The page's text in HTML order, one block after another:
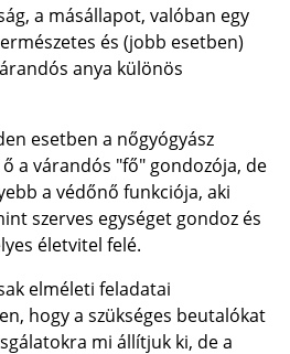
a másállapot, valóban egy
és (jobb esetben)
anya különös
esetben a nőgyógyász
a várandós "fő" gondozója, de
a védőnő funkciója, aki
szerves egységet gondoz és
életvitel felé.
elméleti feladatai
hogy a szükséges beutalókat
mi állítjuk ki, de a